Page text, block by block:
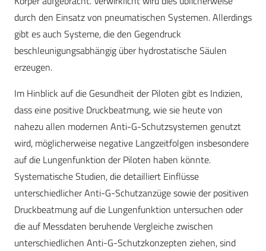
durch den Einsatz von pneumatischen Systemen. Allerdings
gibt es auch Systeme, die den Gegendruck
beschleunigungsabhängig über hydrostatische Säulen
erzeugen.
Im Hinblick auf die Gesundheit der Piloten gibt es Indizien,
dass eine positive Druckbeatmung, wie sie heute von
nahezu allen modernen Anti-G-Schutzsystemen genutzt
wird, möglicherweise negative Langzeitfolgen insbesondere
auf die Lungenfunktion der Piloten haben könnte.
Systematische Studien, die detailliert Einflüsse
unterschiedlicher Anti-G-Schutzanzüge sowie der positiven
Druckbeatmung auf die Lungenfunktion untersuchen oder
die auf Messdaten beruhende Vergleiche zwischen
unterschiedlichen Anti-G-Schutzkonzepten ziehen, sind